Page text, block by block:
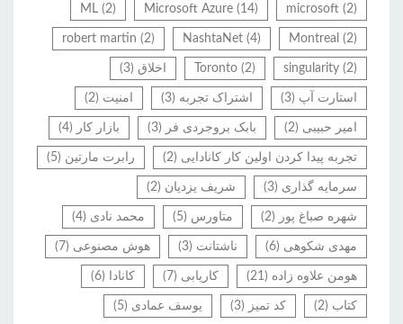
microsoft (2)
Microsoft Azure (14)
ML (2)
Montreal (2)
NashtaNet (4)
robert martin (2)
singularity (2)
Toronto (2) اخلاق (3)
استارت آپ (3) اشتراک تجربه (3) امنیت (2)
امیر حبیبی (2) بابک بروجردی فر (3) بازار کار (4)
تجربه پیدا کردن اولین کار کانادایی (2) رابرت مارتین (5)
سرمایه گذاری (3) شریف یزدیان (2)
شهره صباغ پور (2) متاورس (5) محمد نادی (4)
مهدی شکوهی (6) ناشتانت (3) هوش مصنوعی (7)
هومن علاوه زاده (21) کاریابی (7) کانادا (6)
کتاب (2) کد تمیز (3) یوسف عمادی (5)